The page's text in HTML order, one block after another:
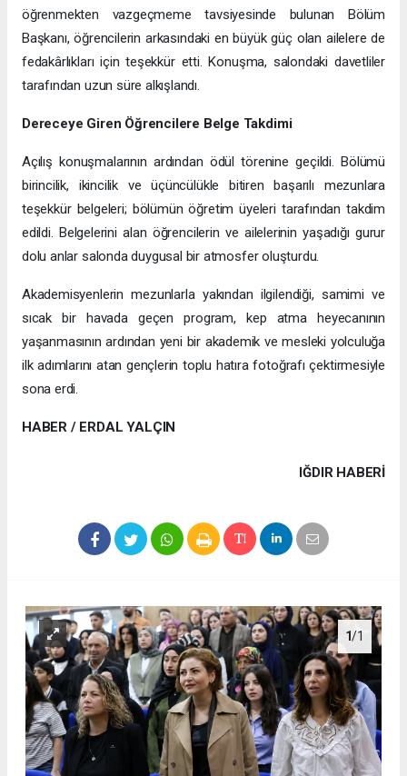
öğrenmekten vazgeçmeme tavsiyesinde bulunan Bölüm
Başkanı, öğrencilerin arkasındaki en büyük güç olan ailelere de
fedakârlıkları için teşekkür etti. Konuşma, salondaki davetliler
tarafından uzun süre alkışlandı.
Dereceye Giren Öğrencilere Belge Takdimi
Açılış konuşmalarının ardından ödül törenine geçildi. Bölümü
birincilik, ikincilik ve üçüncülükle bitiren başarılı mezunlara
teşekkür belgeleri; bölümün öğretim üyeleri tarafından takdim
edildi. Belgelerini alan öğrencilerin ve ailelerinin yaşadığı gurur
dolu anlar salonda duygusal bir atmosfer oluşturdu.
Akademisyenlerin mezunlarla yakından ilgilendiği, samimi ve
sıcak bir havada geçen program, kep atma heyecanının
yaşanmasının ardından yeni bir akademik ve mesleki yolculuğa
ilk adımlarını atan gençlerin toplu hatıra fotoğrafı çektirmesiyle
sona erdi.
HABER / ERDAL YALÇIN
IĞDIR HABERİ
1/1